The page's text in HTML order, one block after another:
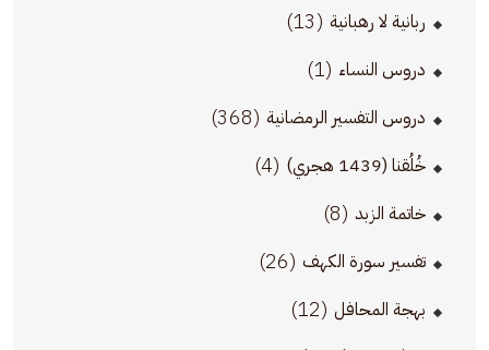
ربانية لا رهبانية (13)
دروس النساء (1)
دروس التفسير الرمضانية (368)
خُلُقنا (1439 هجري) (4)
خاتمة الزبد (8)
تفسير سورة الكهف (26)
بهجة المحافل (12)